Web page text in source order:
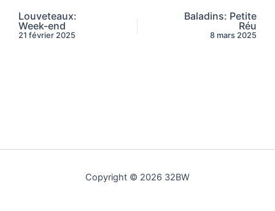
Louveteaux:
Week-end
21 février 2025
Baladins: Petite
Réu
8 mars 2025
Copyright © 2026 32BW